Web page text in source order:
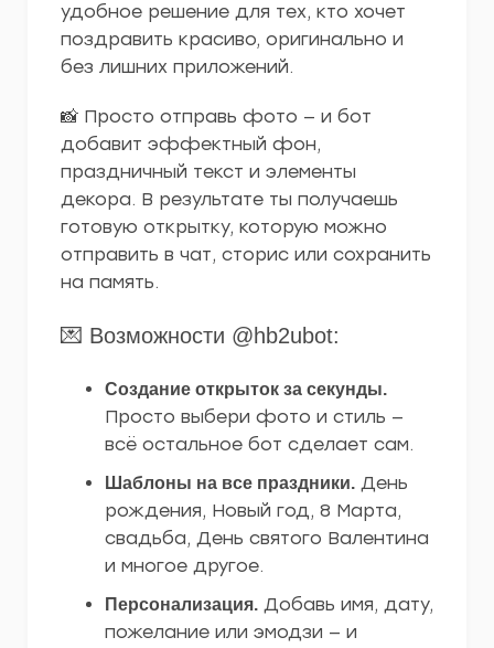
удобное решение для тех, кто хочет
поздравить красиво, оригинально и
без лишних приложений.
📸 Просто отправь фото — и бот
добавит эффектный фон,
праздничный текст и элементы
декора. В результате ты получаешь
готовую открытку, которую можно
отправить в чат, сторис или сохранить
на память.
💌 Возможности @hb2ubot:
Создание открыток за секунды.
Просто выбери фото и стиль —
всё остальное бот сделает сам.
Шаблоны на все праздники. День
рождения, Новый год, 8 Марта,
свадьба, День святого Валентина
и многое другое.
Персонализация. Добавь имя, дату,
пожелание или эмодзи — и